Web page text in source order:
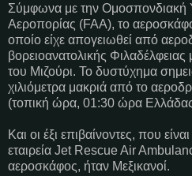
Σύμφωνα με την Ομοσπονδιακή
Αεροπορίας (FAA), το
οποίο είχε απογειωθεί από
βορειοανατολικής
του Μιζούρι. Το δυστύχημα
χιλιόμετρα μακριά από το
(τοπική ώρα, 01:30 ώρα
Και οι έξι επιβαίνοντες, που
εταιρεία Jet Rescue Air
αεροσκάφος, ήταν Μεξικανοί.